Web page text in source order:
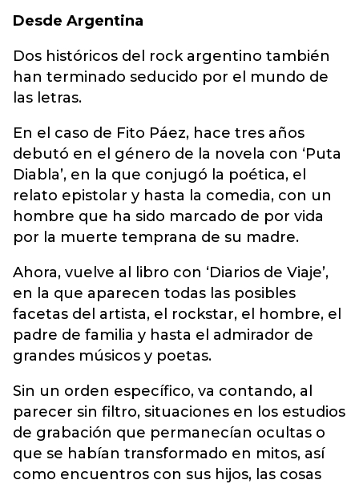
Desde Argentina
Dos históricos del rock argentino también
han terminado seducido por el mundo de
las letras.
En el caso de Fito Páez, hace tres años
debutó en el género de la novela con ‘Puta
Diabla’, en la que conjugó la poética, el
relato epistolar y hasta la comedia, con un
hombre que ha sido marcado de por vida
por la muerte temprana de su madre.
Ahora, vuelve al libro con ‘Diarios de Viaje’,
en la que aparecen todas las posibles
facetas del artista, el rockstar, el hombre, el
padre de familia y hasta el admirador de
grandes músicos y poetas.
Sin un orden específico, va contando, al
parecer sin filtro, situaciones en los estudios
de grabación que permanecían ocultas o
que se habían transformado en mitos, así
como encuentros con sus hijos, las cosas